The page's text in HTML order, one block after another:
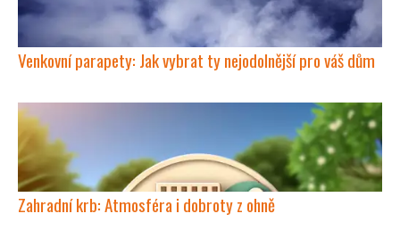
Venkovní parapety: Jak vybrat ty nejodolnější pro váš dům
Zahradní krb: Atmosféra i dobroty z ohně